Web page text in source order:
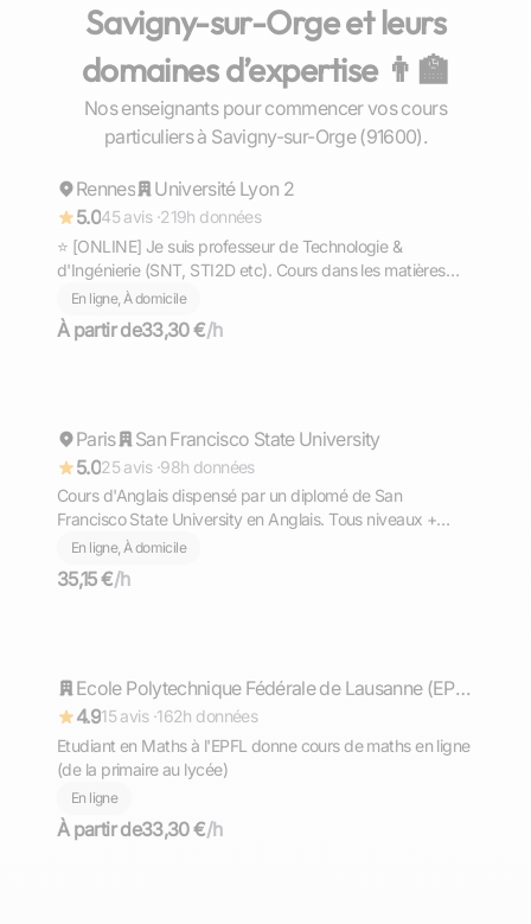
Savigny-sur-Orge et leurs
domaines d’expertise 👨‍🏫
Nos enseignants pour commencer vos cours
particuliers à Savigny-sur-Orge (91600).
Répond rapidement
Gaël
Rennes
Université Lyon 2
5.045 avis ·219h données
⭐ [ONLINE] Je suis professeur de Technologie &
d'Ingénierie (SNT, STI2D etc). Cours dans les matières
scientifiques (technologie, sciences et vie de la terre,
mathématiques, physique et chimie, EPI.
En ligne, À domicile
À partir de33,30 €/h
Répond rapidement
Paris
San Francisco State University
5.025 avis ·98h données
Cours d'Anglais dispensé par un diplomé de San
Francisco State University en Anglais. Tous niveaux +
TOEFL, TOEIC, GMAT
En ligne, À domicile
35,15 €/h
Répond rapidement
Ecole Polytechnique Fédérale de Lausanne (EPFL)
4.915 avis ·162h données
Etudiant en Maths à l'EPFL donne cours de maths en ligne
(de la primaire au lycée)
En ligne
À partir de33,30 €/h